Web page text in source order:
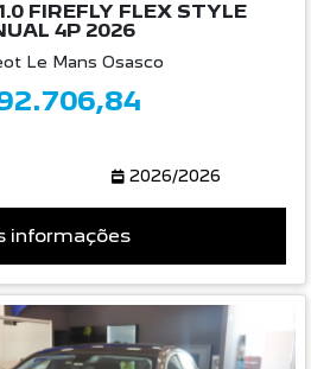
FIREFLY FLEX STYLE
4P 2026
Le Mans Osasco
2026/2026
informações